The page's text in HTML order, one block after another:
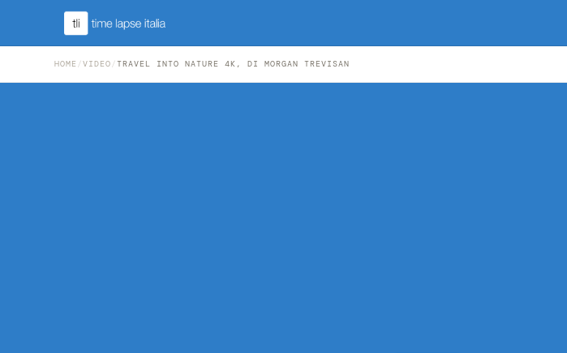
HOME /VIDEO /TRAVEL INTO NATURE 4K, DI MORGAN TREVISAN